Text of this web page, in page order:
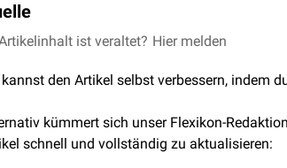
bei Zahnfüllungen ampalatinalen
W. K. Kamann:Die Goldhämmerfüllung –
ist veraltet? Hier melden
kannst den Artikel selbst verbessern, indem
kümmert sich unser Flexikon-
schnell und vollständig zu aktualisieren: